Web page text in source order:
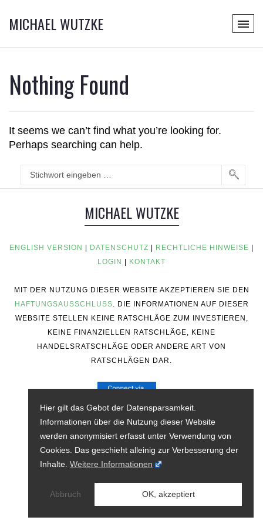
MICHAEL WUTZKE
Nothing Found
It seems we can’t find what you’re looking for.
Perhaps searching can help.
MICHAEL WUTZKE
ENGLISH VERSION | DATENSCHUTZ | RECHTLICHE HINWEISE |
LOGIN | KONTAKT
MIT DER NUTZUNG DIESER WEBSITE AKZEPTIEREN SIE DEN
HAFTUNGSAUSSCHLUSS . DIE INFORMATIONEN AUF DIESER
WEBSITE STELLEN KEINE RATSCHLÄGE ZUM INVESTIEREN,
KEINE FINANZIELLEN RATSCHLÄGE, KEINE
HANDELSRATSCHLÄGE ODER ANDERE ART VON
RATSCHLÄGEN DAR.
Hier gilt das Gebot der Datensparsamkeit.
Informationen über die Nutzung dieser Website
werden anonymisiert erfasst unter Verwendung von
Cookies. Das geschieht alleinig zur Verbesserung der
Inhalte. Weitere Informationen
Abbruch OK, akzeptiert